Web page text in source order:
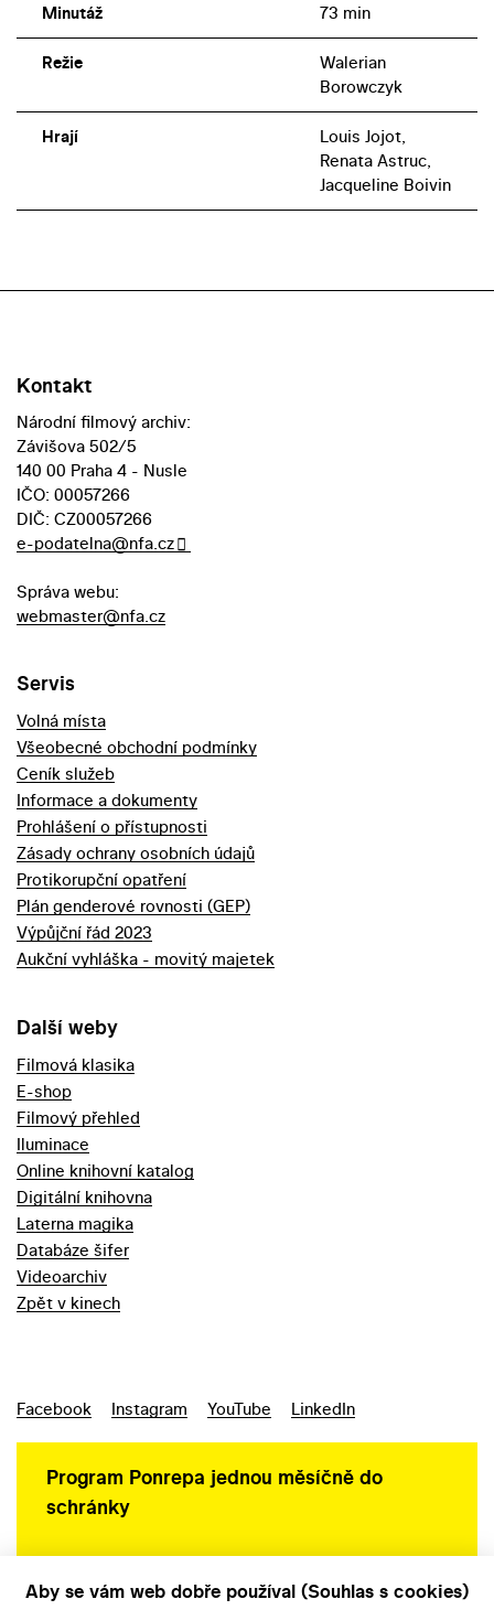
Minutáž 73 min
Režie
Walerian
Borowczyk
Hrají
Louis Jojot,
Renata Astruc,
Jacqueline Boivin
Kontakt
Národní filmový archiv:
Závišova 502/5
140 00 Praha 4 - Nusle
IČO: 00057266
DIČ: CZ00057266
e-podatelna@nfa.cz
Správa webu:
webmaster@nfa.cz
Servis
Volná místa
Všeobecné obchodní podmínky
Ceník služeb
Informace a dokumenty
Prohlášení o přístupnosti
Zásady ochrany osobních údajů
Protikorupční opatření
Plán genderové rovnosti (GEP)
Výpůjční řád 2023
Aukční vyhláška - movitý majetek
Další weby
Filmová klasika
E-shop
Filmový přehled
Iluminace
Online knihovní katalog
Digitální knihovna
Laterna magika
Databáze šifer
Videoarchiv
Zpět v kinech
Facebook Instagram YouTube LinkedIn
Program Ponrepa jednou měsíčně do
schránky
Aby se vám web dobře používal (Souhlas s cookies)